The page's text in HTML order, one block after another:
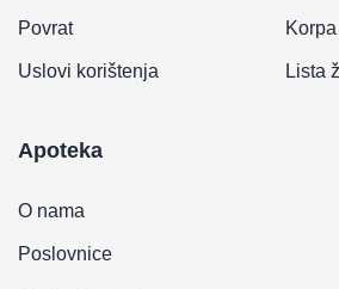
Povrat
Uslovi korištenja
Korpa
Lista
Apoteka
O nama
Poslovnice